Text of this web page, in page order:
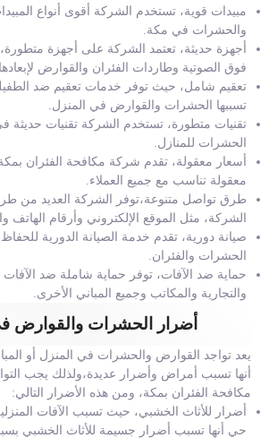
مبيدات قوية، تستخدم الشركة أقوى أنواع
والحشرات في مكة.
أجهزة حديثة، تعتمد الشركة على أجهزة
فوق الصوتية وطاردات الفئران والقوارض
تعقيم شامل، حيث توفر خدمات تعقيم ضد
تسببها الحشرات والقوارض في المنزل.
تقنيات متطورة، تستخدم الشركة تقنيات
الحشرات للمنازل.
أسعار معقولة، تقدم شركة مكافحة الفئران
معقولة تناسب مع جميع العملاء.
طرق تواصل متنوعة،توفر الشركة العديد من
الشركة، مثل الموقع الإلكتروني وأرقام الهاتف
صيانة دورية، تقدم خدمة الصيانة الدورية
الحشرات والفئران.
حماية ضد الآفات، توفر حماية شاملة ضد الآفات
والتجارية والمكاتب وجميع المباني الأخرى.
أضرار الحشرات والقوارض
يعد تواجد القوارض والحشرات في المنزل أو
أنها تسبب أمراض وأضرار عديدة،ولذلك يجب
مكافحة الفئران بمكة، ومن هذه الأضرار التالي:
أضرار للأثاث الخشبي، حيث تسبب الآفات
حي أنها تسبب أضرار جسيمة للأثاث الخشبي بسبب